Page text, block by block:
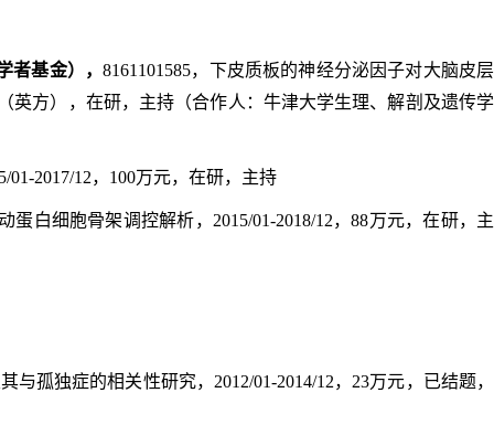
者基金），8161101585，下皮质板的神经分泌因子对大脑皮层
英方），在研，主持（合作人：牛津大学生理、解剖及遗传学
01-2017/12， 100万元，在研，主持
蛋白细胞骨架调控解析， 2015/01-2018/12，88万元，在研，主
与孤独症的相关性研究， 2012/01-2014/12， 23万元，已结题，